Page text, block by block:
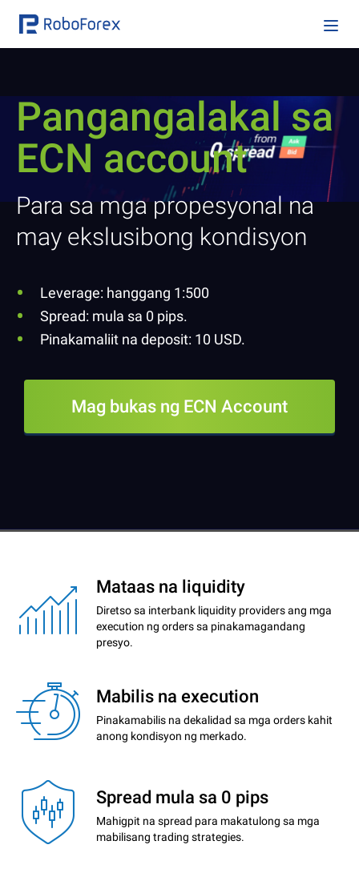
Pangangalakal sa
ECN account
Para sa mga propesyonal na
may ekslusibong kondisyon
Leverage: hanggang 1:500
Spread: mula sa 0 pips.
Pinakamaliit na deposit: 10 USD.
Mag bukas ng ECN Account
Mataas na liquidity
Diretso sa interbank liquidity providers ang mga
execution ng orders sa pinakamagandang
presyo.
Mabilis na execution
Pinakamabilis na dekalidad sa mga orders kahit
anong kondisyon ng merkado.
Spread mula sa 0 pips
Mahigpit na spread para makatulong sa mga
mabilisang trading strategies.